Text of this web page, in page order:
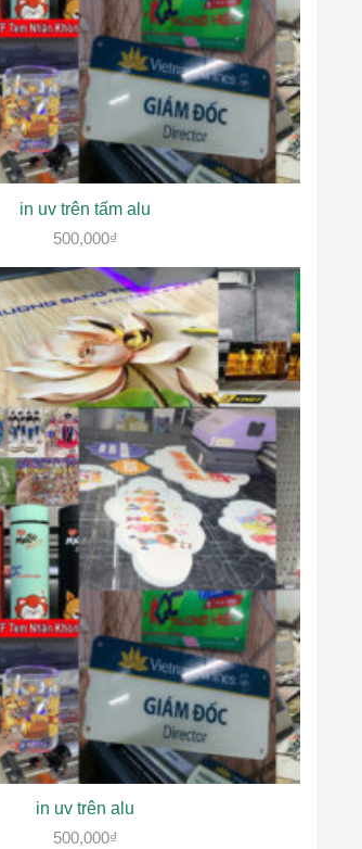
in uv trên tấm alu
500,000₫
in uv trên alu
500,000₫